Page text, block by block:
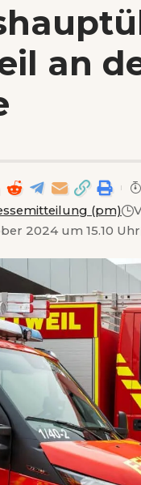
an
(pm)
2024 um 15.10 Uhr